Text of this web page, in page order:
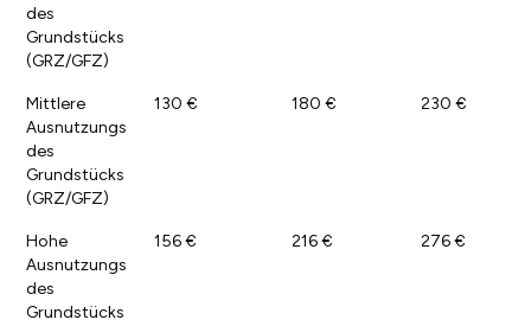
des
Grundstücks
(GRZ/GFZ)
Mittlere
Ausnutzungs
des
Grundstücks
(GRZ/GFZ)
130 € 180 € 230 €
Hohe
Ausnutzungs
des
Grundstücks
156 € 216 € 276 €